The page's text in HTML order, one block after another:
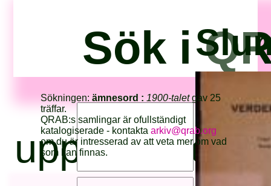
Sök i
Sökningen:ämnesord : 1900-taletgav 25
träffar.
QRAB:s samlingar är ofullständigt
katalogiserade - kontaktaarkiv@qrab.org
om du är intresserad av att veta mer om vad
som kan finnas.